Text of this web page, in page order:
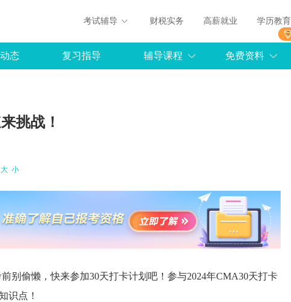
考试辅导 财税实务 高薪就业 学历教育
态 复习指导 辅导课程 免费资料
挑战！
大 小
别偷懒，快来参加30天打卡计划吧！参与2024年CMA30天打卡
识点！